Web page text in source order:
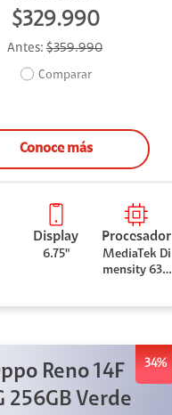
$329.990
Antes: $359.990
Comparar
Conoce más
Display
6.75"
Procesador
MediaTek Di
mensity 630
34%
Reno 14F
256GB Verde